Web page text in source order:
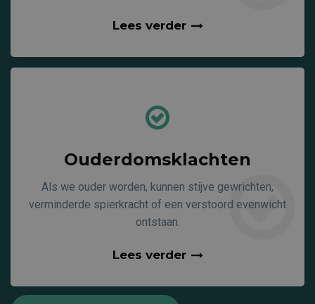
Lees verder
Ouderdomsklachten
Als we ouder worden, kunnen stijve gewrichten,
verminderde spierkracht of een verstoord evenwicht
ontstaan.
Lees verder